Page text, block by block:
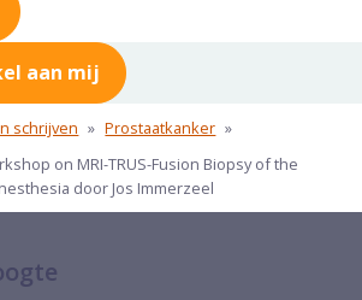
aan mij
schrijven » Prostaatkanker »
on MRI-TRUS-Fusion Biopsy of the
door Jos Immerzeel